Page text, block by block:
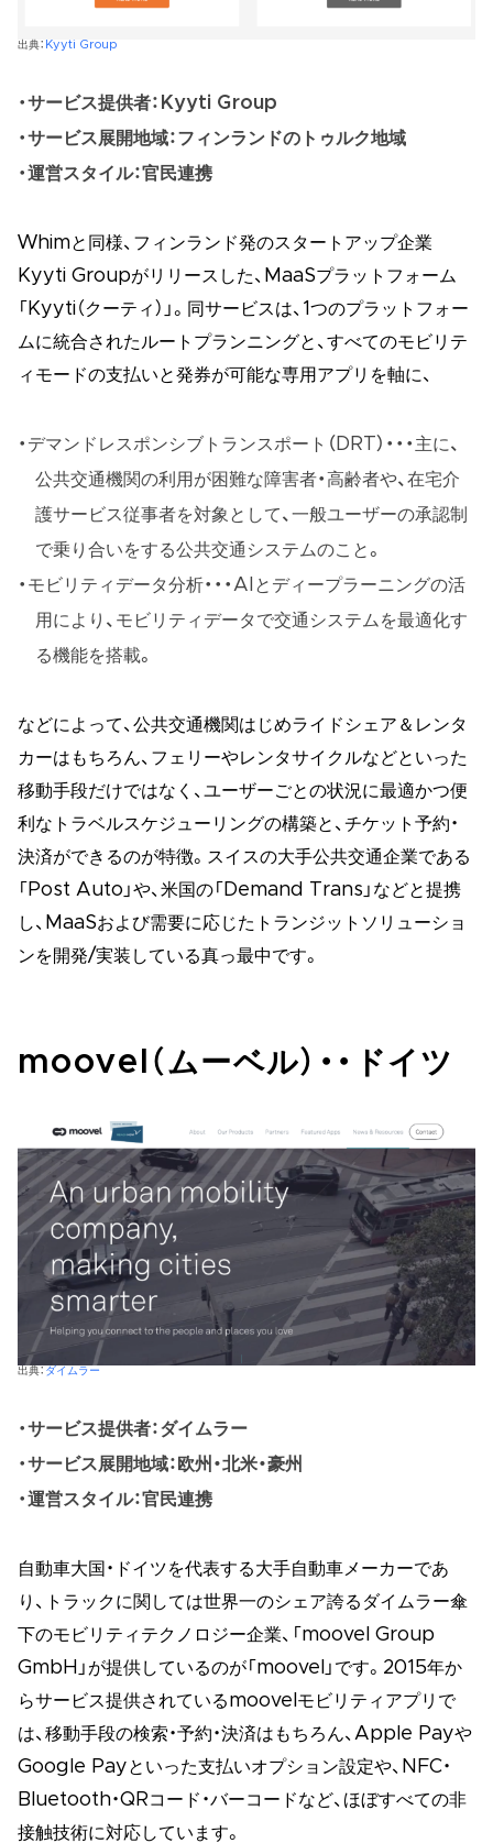
出典： Kyyti Group
サービス提供者：Kyyti Group
サービス展開地域：フィンランドのトゥルク地域
運営スタイル：官民連携
Whimと同様、フィンランド発のスタートアップ企業
Kyyti Groupがリリースした、MaaSプラットフォーム
「Kyyti（クーティ）」。同サービスは、1つのプラットフォー
ムに統合されたルートプランニングと、すべてのモビリテ
ィモードの支払いと発券が可能な専用アプリを軸に、
デマンドレスポンシブトランスポート（DRT）・・・主に、
公共交通機関の利用が困難な障害者・高齢者や、在宅介
護サービス従事者を対象として、一般ユーザーの承認制
で乗り合いをする公共交通システムのこと。
モビリティデータ分析・・・AIとディープラーニングの活
用により、モビリティデータで交通システムを最適化す
る機能を搭載。
などによって、公共交通機関はじめライドシェア＆レンタ
カーはもちろん、フェリーやレンタサイクルなどといった
移動手段だけではなく、ユーザーごとの状況に最適かつ便
利なトラベルスケジューリングの構築と、チケット予約・
決済ができるのが特徴。スイスの大手公共交通企業である
「Post Auto」や、米国の「Demand Trans」などと提携
し、MaaSおよび需要に応じたトランジットソリューショ
ンを開発/実装している真っ最中です。
moovel（ムーベル）・・ドイツ
出典： ダイムラー
サービス提供者：ダイムラー
サービス展開地域：欧州・北米・豪州
運営スタイル：官民連携
自動車大国・ドイツを代表する大手自動車メーカーであ
り、トラックに関しては世界一のシェア誇るダイムラー傘
下のモビリティテクノロジー企業、「moovel Group
GmbH」が提供しているのが「moovel」です。2015年か
らサービス提供されているmoovelモビリティアプリで
は、移動手段の検索・予約・決済はもちろん、Apple Payや
Google Payといった支払いオプション設定や、NFC・
Bluetooth・QRコード・バーコードなど、ほぼすべての非
接触技術に対応しています。